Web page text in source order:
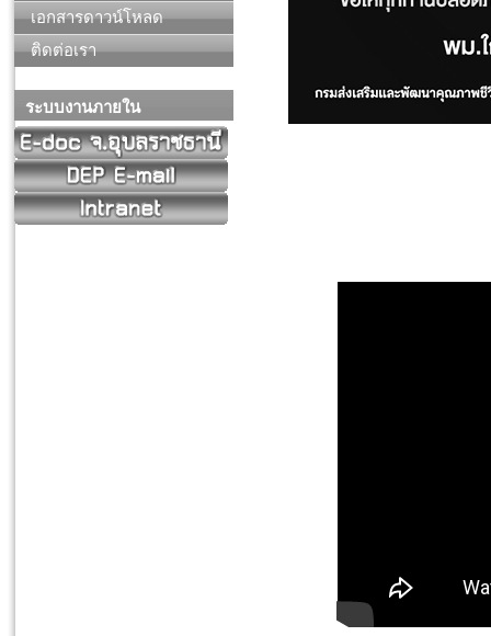
เอกสารดาวน์โหลด
ติดต่อเรา
ระบบงานภายใน